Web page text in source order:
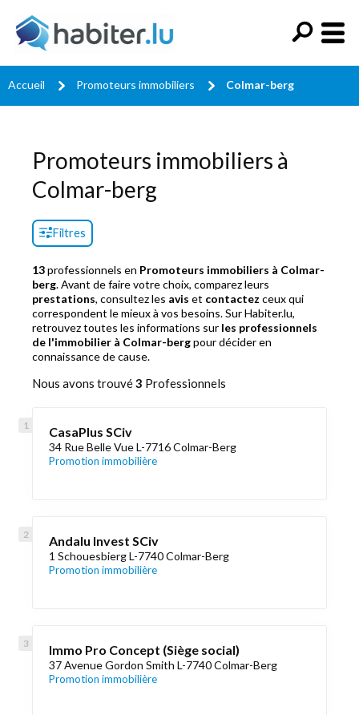
Accueil Promoteurs immobiliers Colmar-berg
Promoteurs immobiliers à
Colmar-berg
Filtres
13professionnels en Promoteurs immobiliers à Colmar-
berg. Avant de faire votre choix, comparez leurs
prestations, consultez les avis et contactez ceux qui
correspondent le mieux à vos besoins. Sur Habiter.lu,
retrouvez toutes les informations sur les professionnels
de l'immobilier à Colmar-bergpour décider en
connaissance de cause.
Nous avons trouvé3 Professionnels
CasaPlus SCiv
34 Rue Belle Vue L-7716 Colmar-Berg
Promotion immobilière
Andalu Invest SCiv
1 Schouesbierg L-7740 Colmar-Berg
Promotion immobilière
Immo Pro Concept (Siège social)
37 Avenue Gordon Smith L-7740 Colmar-Berg
Promotion immobilière